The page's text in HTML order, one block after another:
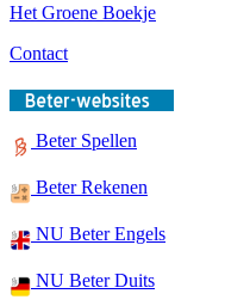
Het Groene Boekje
Contact
Beter Spellen
Beter Rekenen
NU Beter Engels
NU Beter Duits